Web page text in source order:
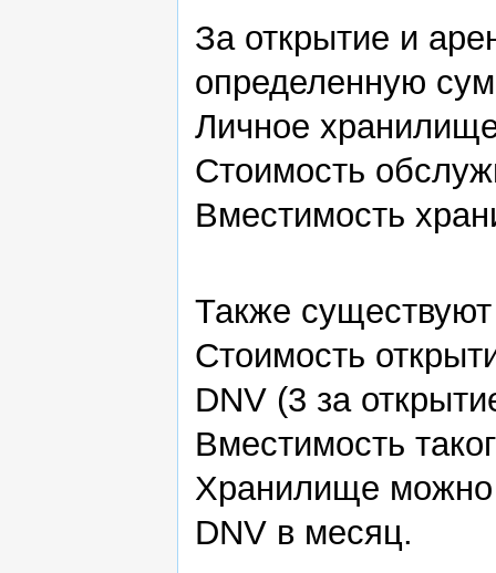
За открытие и
определенную
Личное
Стоимость
Вместимость
Также
Стоимость
DNV (3 за
Вместимость
Хранилище
DNV в месяц.